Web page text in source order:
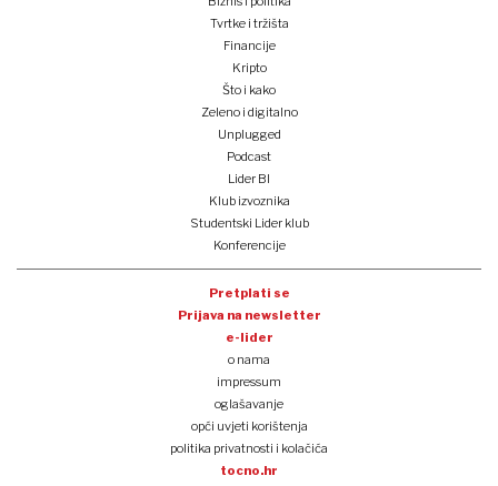
Tvrtke i tržišta
Financije
Kripto
Što i kako
Zeleno i digitalno
Unplugged
Podcast
Lider BI
Klub izvoznika
Studentski Lider klub
Konferencije
Pretplati se
Prijava na newsletter
e-lider
o nama
impressum
oglašavanje
opći uvjeti korištenja
politika privatnosti i kolačića
tocno.hr